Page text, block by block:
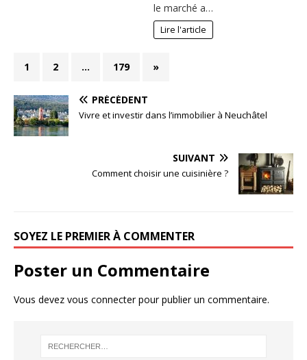
le marché a…
Lire l'article
1 2 … 179 »
PRÉCÉDENT
Vivre et investir dans l’immobilier à Neuchâtel
SUIVANT
Comment choisir une cuisinière ?
SOYEZ LE PREMIER À COMMENTER
Poster un Commentaire
Vous devez vous connecterpour publier un commentaire.